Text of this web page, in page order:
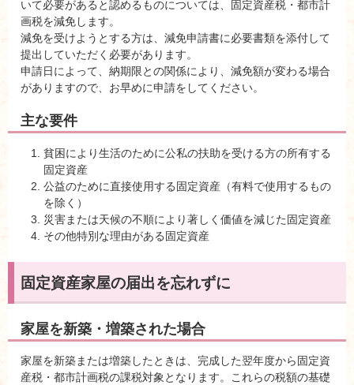
いて必要があると認めるものについては、固定資産税・都市計
画税を減免します。
減免を受けようとする方は、減免申請書に必要書類を添付して
提出していただく必要があります。
申請日によって、納期限との関係により、減免額が変わる場合
がありますので、お早めに申請をしてください。
主な要件
貧困により生活のために公私の扶助を受ける方の所有する
固定資産
公益のために直接使用する固定資産（有料で使用するもの
を除く）
災害または天候の不順により著しく価値を減じた固定資産
その他特別な理由がある固定資産
固定資産家屋の届出を忘れずに
家屋を新築・増築された場合
家屋を新築または増築したときは、完成した翌年度から固定資
産税・都市計画税の課税対象となります。これらの税額の基礎